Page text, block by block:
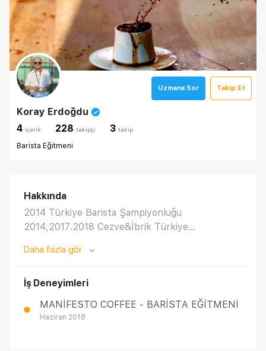
Koray Erdoğdu
4 i̇çerik 228 takipçi 3 takip
Barista Eğitmeni
Uzmana Sor Takip Et
Hakkında
2014 Türkiye Barista Şampiyonluğu
2014,2017.2018 Cezve&İbrik Türkiye
Manifesto Coffee Barista Eğitmenlği
Daha fazla gör
İş Deneyimleri
MANİFESTO COFFEE - BARİSTA EĞİTMENİ
Haziran 2018